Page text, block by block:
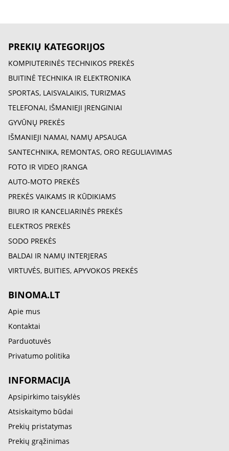
PREKIŲ KATEGORIJOS
KOMPIUTERINĖS TECHNIKOS PREKĖS
BUITINĖ TECHNIKA IR ELEKTRONIKA
SPORTAS, LAISVALAIKIS, TURIZMAS
TELEFONAI, IŠMANIEJI ĮRENGINIAI
GYVŪNŲ PREKĖS
IŠMANIEJI NAMAI, NAMŲ APSAUGA
SANTECHNIKA, REMONTAS, ORO REGULIAVIMAS
FOTO IR VIDEO ĮRANGA
AUTO-MOTO PREKĖS
PREKĖS VAIKAMS IR KŪDIKIAMS
BIURO IR KANCELIARINĖS PREKĖS
ELEKTROS PREKĖS
SODO PREKĖS
BALDAI IR NAMŲ INTERJERAS
VIRTUVĖS, BUITIES, APYVOKOS PREKĖS
BINOMA.LT
Apie mus
Kontaktai
Parduotuvės
Privatumo politika
INFORMACIJA
Apsipirkimo taisyklės
Atsiskaitymo būdai
Prekių pristatymas
Prekių grąžinimas